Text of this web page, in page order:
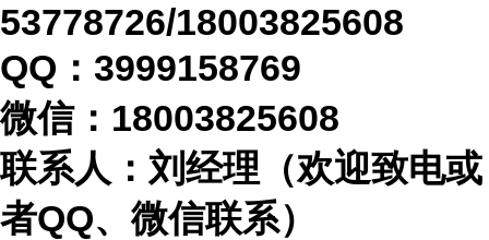
53778726/18003825608
QQ：3999158769
微信： 18003825608
联系人：刘经理（欢迎致电或
者QQ、微信联系）